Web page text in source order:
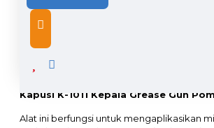
DESCRIPTION
Kapusi K-1011 Kepala Grease Gun
Alat ini berfungsi untuk mengaplikasikan